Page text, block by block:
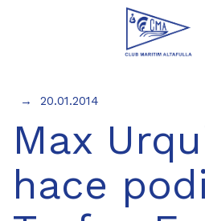
20.01.2014
Max
hace